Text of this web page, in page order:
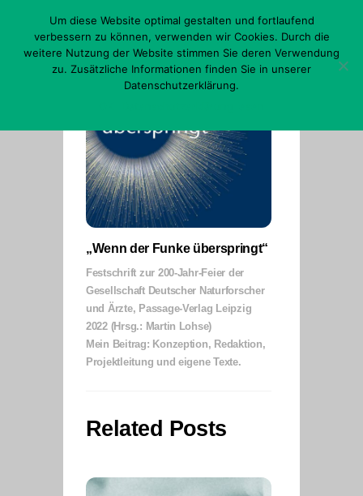
content
Menu
„Wenn der Funke überspringt“
Festschrift zur 200-Jahr-Feier der
Gesellschaft Deutscher Naturforscher
und Ärzte, Passage-Verlag Leipzig
2022 (Hrsg.: Martin Lohse)
Mein Beitrag: Konzeption, Redaktion,
Projektleitung und eigene Texte.
Related Posts
Um diese Website optimal gestalten und fortlaufend
verbessern zu können, verwenden wir Cookies. Durch die
weitere Nutzung der Website stimmen Sie deren Verwendung
zu. Zusätzliche Informationen finden Sie in unserer
Datenschutzerklärung.